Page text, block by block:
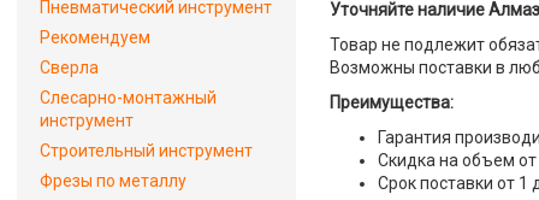
Уточняйте наличие
Товар не подлежит
Возможны поставки в
Преимущества:
Гарантия
Скидка на объем от
Срок поставки от 1
Пневматический инструмент
Рекомендуем
Сверла
Слесарно-монтажный
инструмент
Строительный инструмент
Фрезы по металлу